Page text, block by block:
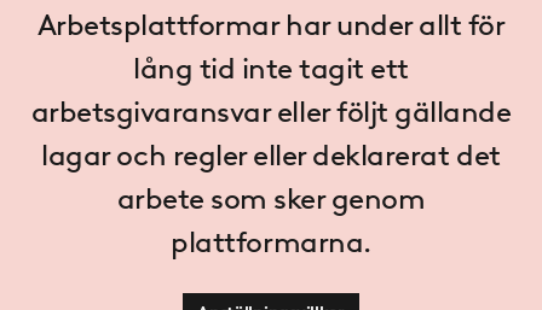
Arbetsplattformar har under allt för
lång tid inte tagit ett
arbetsgivaransvar eller följt gällande
lagar och regler eller deklarerat det
arbete som sker genom
plattformarna.